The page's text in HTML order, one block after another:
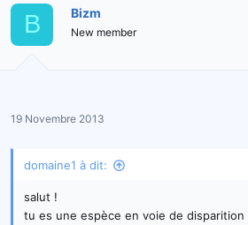
B Bizm
New member
19 Novembre 2013
domaine1 à dit:
salut !
tu es une espèce en voie de disparition